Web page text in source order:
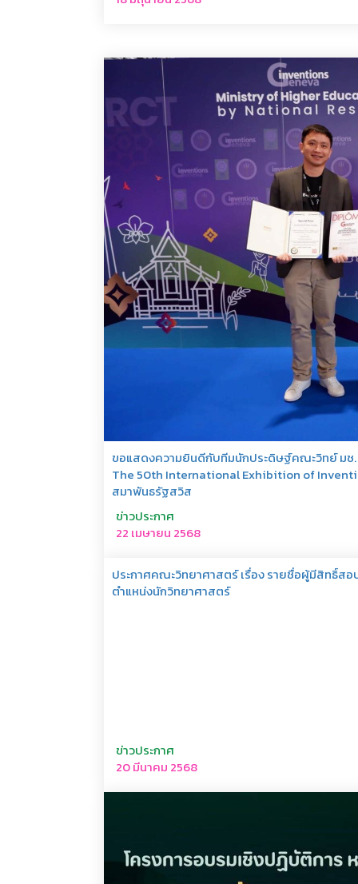
ขอแสดงความยินดีกับทีมนักประดิษฐ์คณะวิทย์ มช.
The 50th International Exhibition of
สมาพันธรัฐสวิส
ข่าวประกาศ
22 เมษายน 2568
ประกาศคณะวิทยาศาสตร์ เรื่อง รายชื่อผู้มีสิทธิ์ส
ตำแหน่งนักวิทยาศาสตร์
ข่าวประกาศ
20 มีนาคม 2568